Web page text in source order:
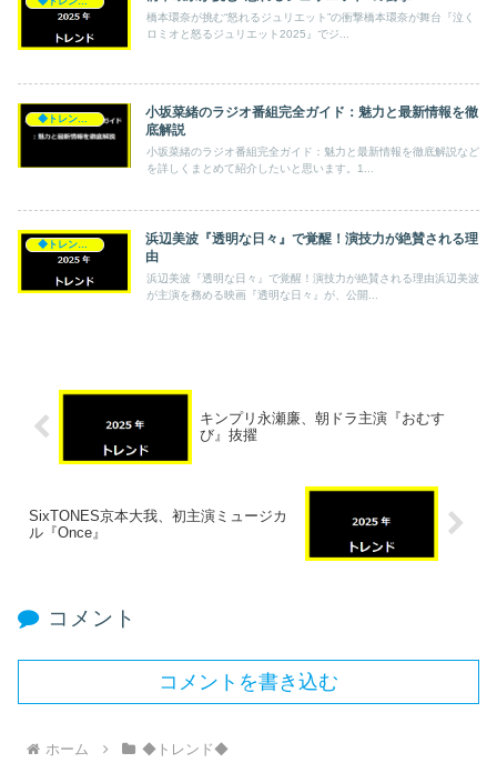
橋本環奈が挑む“怒れるジュリエット”の衝撃橋本環奈が舞台『泣く
ロミオと怒るジュリエット2025』でジ...
小坂菜緒のラジオ番組完全ガイド：魅力と最新情報を徹
底解説
小坂菜緒のラジオ番組完全ガイド：魅力と最新情報を徹底解説など
を詳しくまとめて紹介したいと思います。1...
◆トレンド◆
浜辺美波『透明な日々』で覚醒！演技力が絶賛される理
由
浜辺美波『透明な日々』で覚醒！演技力が絶賛される理由浜辺美波
が主演を務める映画『透明な日々』が、公開...
キンプリ永瀬廉、朝ドラ主演『おむす
び』抜擢
SixTONES京本大我、初主演ミュージカ
ル『Once』
コメント
コメントを書き込む
ホーム ◆トレンド◆